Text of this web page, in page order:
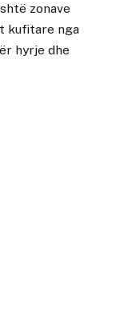
zonave
kufitare nga
hyrje dhe